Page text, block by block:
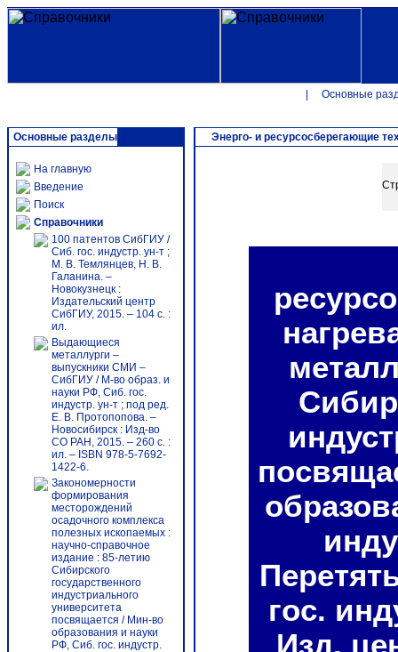
Основные
Основные разделы
На главную
Введение
Поиск
Справочники
100 патентов СибГИУ /
Сиб. гос. индустр. ун-т ;
М. В. Темлянцев, Н. В.
Галанина. –
Новокузнецк :
Издательский центр
СибГИУ, 2015. – 104 с. :
ил.
Выдающиеся
металлурги –
выпускники СМИ –
СибГИУ / М-во образ. и
науки РФ, Сиб. гос.
индустр. ун-т ; под ред.
Е. В. Протопопова. –
Новосибирск : Изд-во
СО РАН, 2015. – 260 с. :
ил. – ISBN 978-5-7692-
1422-6.
Закономерности
формирования
месторождений
осадочного комплекса
полезных ископаемых :
научно-справочное
издание : 85-летию
Сибирского
государственного
индустриального
университета
посвящается / Мин-во
образования и науки
РФ, Сиб. гос. индустр.
Энерго- и ресурсосберегающие
гос.
Изд.